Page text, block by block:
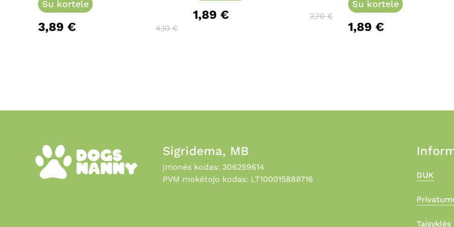
Su kortele
3,89 € 4,10€
may
be
1,89 € 2,70€
may
be
chosen
Su kortele
1,89 €
Sigridema, MB
Įmonės kodas: 306259614
PVM mokėtojo kodas: LT100015888716
DUK